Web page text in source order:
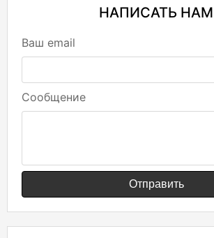
НАПИСАТЬ НАМ
Ваш email
Сообщение
Отправить